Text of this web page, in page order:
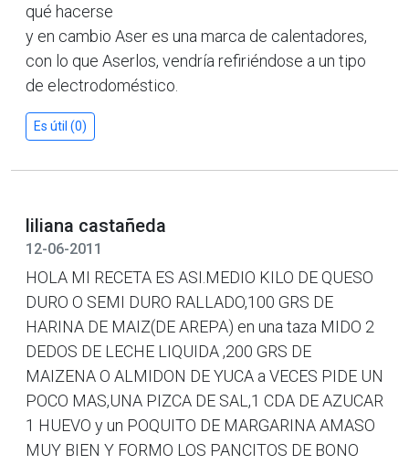
qué hacerse
y en cambio Aser es una marca de calentadores,
con lo que Aserlos, vendría refiriéndose a un tipo
de electrodoméstico.
Es útil (0)
liliana castañeda
12-06-2011
HOLA MI RECETA ES ASI.MEDIO KILO DE QUESO
DURO O SEMI DURO RALLADO,100 GRS DE
HARINA DE MAIZ(DE AREPA) en una taza MIDO 2
DEDOS DE LECHE LIQUIDA ,200 GRS DE
MAIZENA O ALMIDON DE YUCA a VECES PIDE UN
POCO MAS,UNA PIZCA DE SAL,1 CDA DE AZUCAR
1 HUEVO y un POQUITO DE MARGARINA AMASO
MUY BIEN Y FORMO LOS PANCITOS DE BONO